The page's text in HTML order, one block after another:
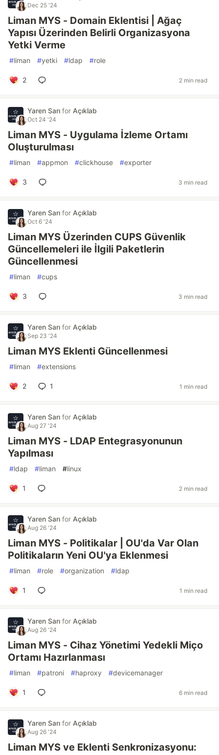
Dec 25 '24
Liman MYS - Domain Eklentisi | Ağaç
Yapısı Üzerinden Belirli Organizasyona
Yetki Verme
#liman #yetki #ldap #role
2 2 min read
Yaren Sarı for Açıklab
Oct 24 '24
Liman MYS - Uygulama İzleme Ortamı
Oluşturulması
#liman #appmon #clickhouse #exporter
3 3 min read
Yaren Sarı for Açıklab
Oct 6 '24
Liman MYS Üzerinden CUPS Güvenlik
Güncellemeleri ile İlgili Paketlerin
Güncellenmesi
#liman #cups
3 3 min read
Yaren Sarı for Açıklab
Sep 23 '24
Liman MYS Eklenti Güncellenmesi
#liman #extensions
2 1 1 min read
Yaren Sarı for Açıklab
Aug 27 '24
Liman MYS - LDAP Entegrasyonunun
Yapılması
#ldap #liman #linux
1 2 min read
Yaren Sarı for Açıklab
Aug 26 '24
Liman MYS - Politikalar | OU'da Var Olan
Politikaların Yeni OU'ya Eklenmesi
#liman #role #organization #ldap
1 1 min read
Yaren Sarı for Açıklab
Aug 26 '24
Liman MYS - Cihaz Yönetimi Yedekli Miço
Ortamı Hazırlanması
#liman #patroni #haproxy #devicemanager
1 6 min read
Yaren Sarı for Açıklab
Aug 26 '24
Liman MYS ve Eklenti Senkronizasyonu: